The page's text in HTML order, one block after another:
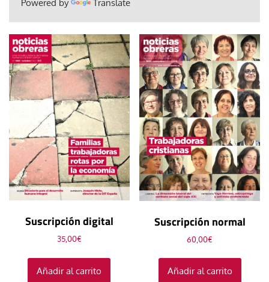
Powered by Translate
Suscripción digital
35,00€
Añadir al carrito
Suscripción normal
60,00€
Añadir al carrito